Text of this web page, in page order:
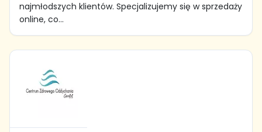
najmłodszych klientów. Specjalizujemy się w sprzedaży
online, co...